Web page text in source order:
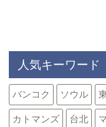
人気キーワード
バンコク ソウル
カトマンズ 台北